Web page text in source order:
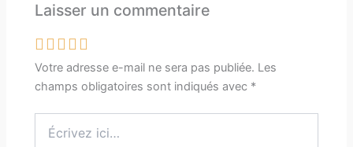
Laisser un commentaire
Votre adresse e-mail ne sera pas publiée. Les
champs obligatoires sont indiqués avec *
ici…